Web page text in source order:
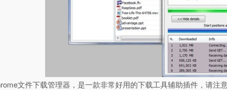
文件下载管理器，是一款非常好用的下载工具辅助插件，请